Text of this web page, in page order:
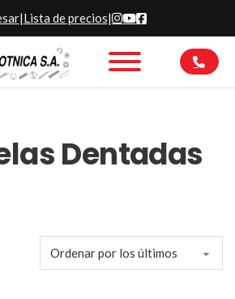
|Lista de precios|
Dentadas